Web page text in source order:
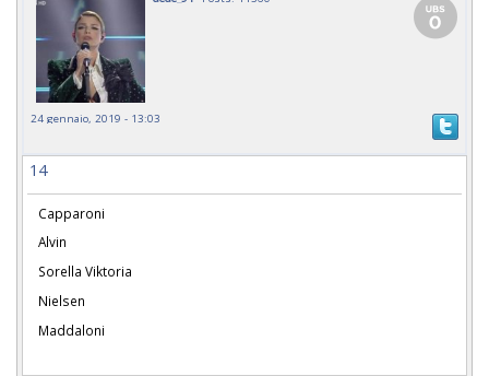
24 gennaio, 2019 - 13:03
14
Capparoni
Alvin
Sorella Viktoria
Nielsen
Maddaloni